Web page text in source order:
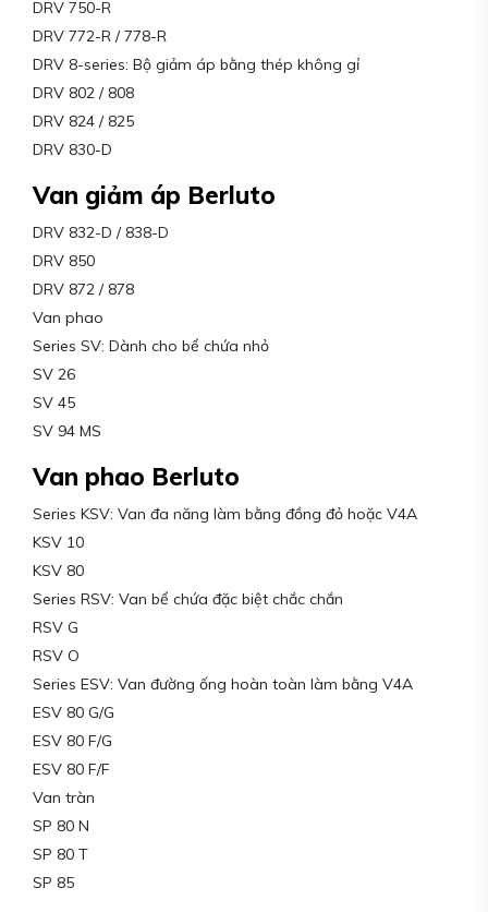
DRV 750-R
DRV 772-R / 778-R
DRV 8-series: Bộ giảm áp bằng thép không gỉ
DRV 802 / 808
DRV 824 / 825
DRV 830-D
Van giảm áp Berluto
DRV 832-D / 838-D
DRV 850
DRV 872 / 878
Van phao
Series SV: Dành cho bể chứa nhỏ
SV 26
SV 45
SV 94 MS
Van phao Berluto
Series KSV: Van đa năng làm bằng đồng đỏ hoặc V4A
KSV 10
KSV 80
Series RSV: Van bể chứa đặc biệt chắc chắn
RSV G
RSV O
Series ESV: Van đường ống hoàn toàn làm bằng V4A
ESV 80 G/G
ESV 80 F/G
ESV 80 F/F
Van tràn
SP 80 N
SP 80 T
SP 85